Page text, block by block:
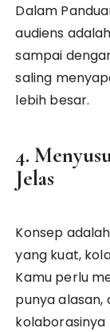
Dalam
audiens
sampai
saling
lebih besar.
4.
Jelas
Konsep
yang kuat,
Kamu perlu
punya alasan,
kolaborasinya